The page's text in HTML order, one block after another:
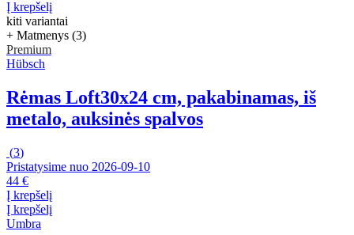
Į krepšelį
kiti variantai
+ Matmenys (3)
Premium
Hübsch
Rėmas Loft30x24 cm, pakabinamas, iš
metalo, auksinės spalvos
(3)
Pristatysime nuo 2026‑09‑10
44 €
Į krepšelį
Į krepšelį
Umbra